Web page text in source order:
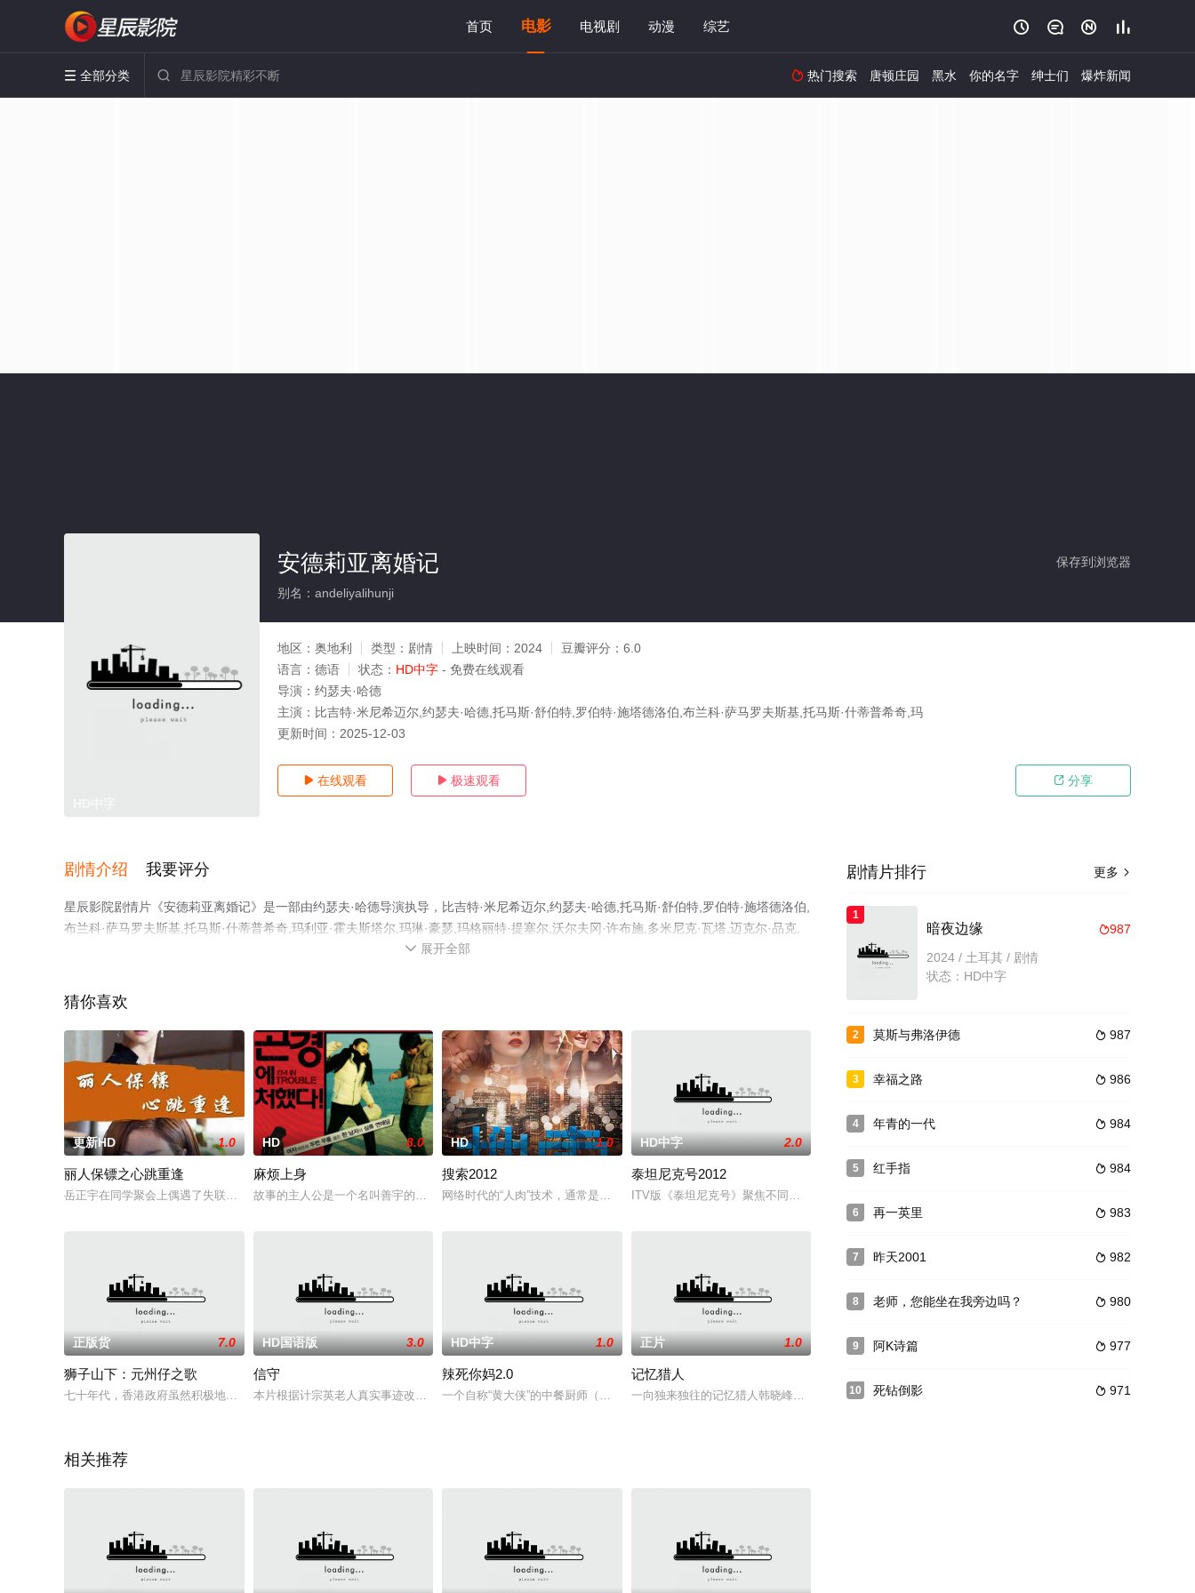
首页 电影 电视剧 动漫 综艺    
 全部分类   热门搜索 唐顿庄园 黑水 你的名字 绅士们 爆炸新闻
保存到浏览器
安德莉亚离婚记
别名：andeliyalihunji
地区： 奥地利 类型： 剧情 上映时间： 2024 豆瓣评分： 6.0
语言： 德语 状态： HD中字 - 免费在线观看
导演： 约瑟夫·哈德
主演： 比吉特·米尼希迈尔,约瑟夫·哈德,托马斯·舒伯特,罗伯特·施塔德洛伯,布兰科·萨马罗夫斯基,托马斯·什蒂普希奇,玛
更新时间： 2025-12-03
 在线观看  极速观看  分享
剧情介绍 我要评分
星辰影院剧情片《安德莉亚离婚记》是一部由约瑟夫·哈德导演执导，比吉特·米尼希迈尔,约瑟夫·哈德,托马斯·舒伯特,罗伯特·施塔德洛伯,
布兰科·萨马罗夫斯基,托马斯·什蒂普希奇,玛利亚·霍夫斯塔尔,玛琳·豪瑟,玛格丽特·提塞尔,沃尔夫冈·许布施,多米尼克·瓦塔,迈克尔·品克,
卡尔·莱奥波德·福特莱纳,格哈德·豪本伯格,迈克尔等演员精彩演绎的奥地利电影，免费观看高清未删减完整版电影大全就上星辰电影院，
 展开全部
猜你喜欢
更新HD 1.0
丽人保镖之心跳重逢
岳正宇在同学聚会上偶遇了失联多年的患难初恋，影星兰汀儿。得知兰汀儿身处被粉丝跟踪的
HD 8.0
麻烦上身
故事的主人公是一个名叫善宇的三流诗人，除了创作，物质匮乏。他和小他三岁的女友尤娜之
HD 1.0
搜索2012
网络时代的“人肉”技术，通常是娱乐大众的利器，但很不幸，它也可能成为一种杀人工具。
HD中字 2.0
泰坦尼克号2012
ITV版《泰坦尼克号》聚焦不同的阶层的乘客、船员，通过多视角来展现泰坦尼克号当时的
正版货 7.0
狮子山下：元州仔之歌
七十年代，香港政府虽然积极地推行住屋计划，但有很多渔民仍居住在岸边的船屋，他们生活
HD国语版 3.0
信守
本片根据计宗英老人真实事迹改编，讲述老人孝老爱亲高尚品德的感人故事。65年前，17
HD中字 1.0
辣死你妈2.0
一个自称“黄大侠”的中餐厨师（黄明志饰），狂妄自大，从中国学厨毕业归国之后开了一家
正片 1.0
记忆猎人
一向独来独往的记忆猎人韩晓峰，在遇到冷漠女猎人墨影后，被卷入了一场关于5年前记忆植
相关推荐
更多 
剧情片排行
1
987
暗夜边缘
2024 / 土耳其 / 剧情
状态：HD中字
2  987
莫斯与弗洛伊德
3  986
幸福之路
4  984
年青的一代
5  984
红手指
6  983
再一英里
7  982
昨天2001
8  980
老师，您能坐在我旁边吗？
9  977
阿K诗篇
10  971
死钻倒影